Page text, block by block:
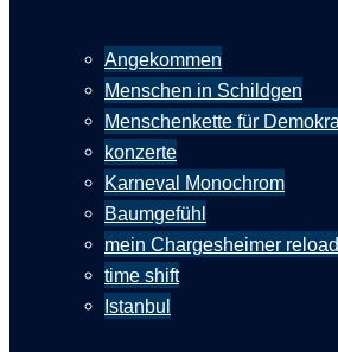
Angekommen
Menschen in Schildgen
Menschenkette für
konzerte
Karneval Monochrom
Baumgefühl
mein Chargesheimer
time shift
Istanbul